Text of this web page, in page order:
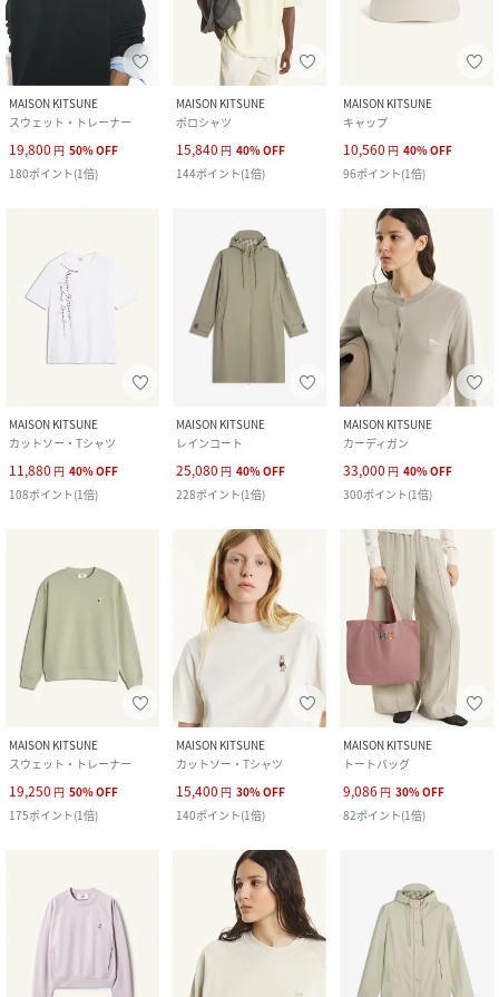
MAISON KITSUNE
スウェット・トレーナー
19,800 円 50%OFF
180ポイント(1倍)
MAISON KITSUNE
ポロシャツ
15,840 円 40%OFF
144ポイント(1倍)
MAISON KITSUNE
キャップ
10,560 円 40%OFF
96ポイント(1倍)
MAISON KITSUNE
カットソー・Tシャツ
11,880 円 40%OFF
108ポイント(1倍)
MAISON KITSUNE
レインコート
25,080 円 40%OFF
228ポイント(1倍)
MAISON KITSUNE
カーディガン
33,000 円 40%OFF
300ポイント(1倍)
MAISON KITSUNE
スウェット・トレーナー
19,250 円 50%OFF
175ポイント(1倍)
MAISON KITSUNE
カットソー・Tシャツ
15,400 円 30%OFF
140ポイント(1倍)
MAISON KITSUNE
トートバッグ
9,086 円 30%OFF
82ポイント(1倍)